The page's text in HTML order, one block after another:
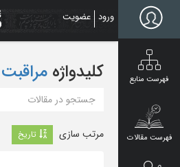
content
ورود عضویت
فهرست منابع
فهرست مقالات
کلیدواژه مراقبت
مرتب سازی تاریخ